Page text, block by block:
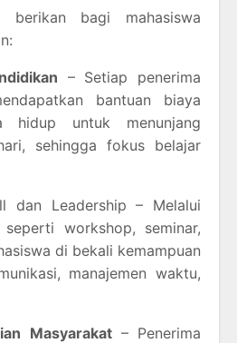
bagi mahasiswa
– Setiap penerima
bantuan biaya
hidup untuk menunjang
sehingga fokus belajar
dan Leadership – Melalui
workshop, seminar,
di bekali kemampuan
manajemen waktu,
Masyarakat– Penerima